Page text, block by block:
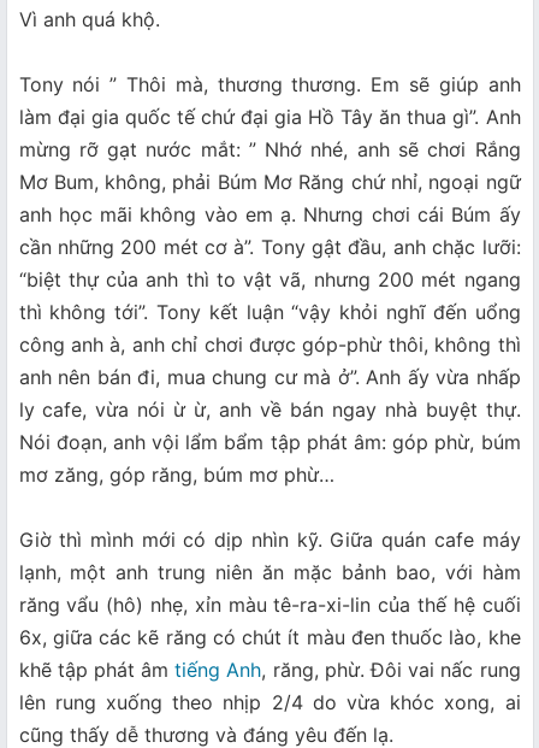
Vì anh quá khộ.
Tony nói ” Thôi mà, thương thương. Em sẽ giúp anh
làm đại gia quốc tế chứ đại gia Hồ Tây ăn thua gì”. Anh
mừng rỡ gạt nước mắt: ” Nhớ nhé, anh sẽ chơi Rắng
Mơ Bum, không, phải Búm Mơ Răng chứ nhỉ, ngoại ngữ
anh học mãi không vào em ạ. Nhưng chơi cái Búm ấy
cần những 200 mét cơ à”. Tony gật đầu, anh chặc lưỡi:
“biệt thự của anh thì to vật vã, nhưng 200 mét ngang
thì không tới”. Tony kết luận “vậy khỏi nghĩ đến uổng
công anh à, anh chỉ chơi được góp-phừ thôi, không thì
anh nên bán đi, mua chung cư mà ở”. Anh ấy vừa nhấp
ly cafe, vừa nói ừ ừ, anh về bán ngay nhà buyệt thự.
Nói đoạn, anh vội lẩm bẩm tập phát âm: góp phừ, búm
mơ zăng, góp răng, búm mơ phừ…
Giờ thì mình mới có dịp nhìn kỹ. Giữa quán cafe máy
lạnh, một anh trung niên ăn mặc bảnh bao, với hàm
răng vẩu (hô) nhẹ, xỉn màu tê-ra-xi-lin của thế hệ cuối
6x, giữa các kẽ răng có chút ít màu đen thuốc lào, khe
khẽ tập phát âmtiếng Anh, răng, phừ. Đôi vai nấc rung
lên rung xuống theo nhịp 2/4 do vừa khóc xong, ai
cũng thấy dễ thương và đáng yêu đến lạ.